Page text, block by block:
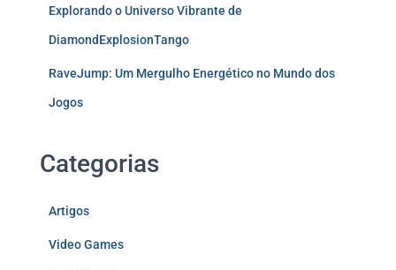
Explorando o Universo Vibrante de
DiamondExplosionTango
RaveJump: Um Mergulho Energético no Mundo dos
Jogos
Categorias
Artigos
Video Games